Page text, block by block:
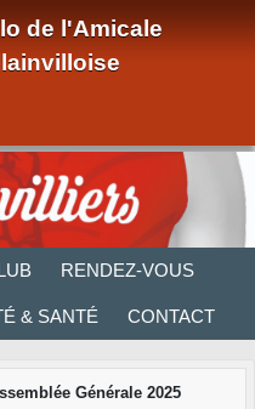
de l'Amicale
RENDEZ-VOUS
& SANTÉ CONTACT
Générale 2025